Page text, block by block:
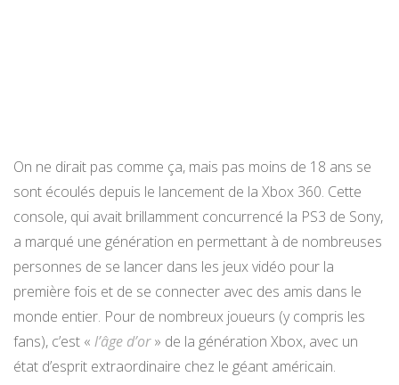
On ne dirait pas comme ça, mais pas moins de 18 ans se
sont écoulés depuis le lancement de la Xbox 360. Cette
console, qui avait brillamment concurrencé la PS3 de Sony,
a marqué une génération en permettant à de nombreuses
personnes de se lancer dans les jeux vidéo pour la
première fois et de se connecter avec des amis dans le
monde entier. Pour de nombreux joueurs (y compris les
fans), c’est « l’âge d’or» de la génération Xbox, avec un
état d’esprit extraordinaire chez le géant américain.